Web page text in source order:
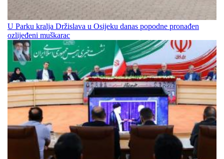
U Parku kralja Držislava u Osijeku danas popodne pronađen
ozlijeđeni muškarac